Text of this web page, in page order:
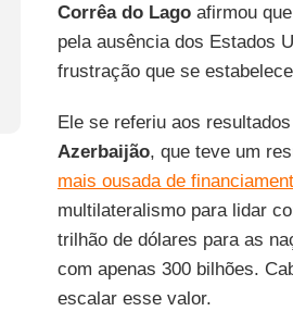
Corrêa do Lagoafirmou que
pela ausência dos Estados
frustração que se
Ele se referiu aos
Azerbaijão, que teve um
mais ousada de
multilateralismo para lidar
trilhão de dólares para as
com apenas 300 bilhões.
escalar esse valor.